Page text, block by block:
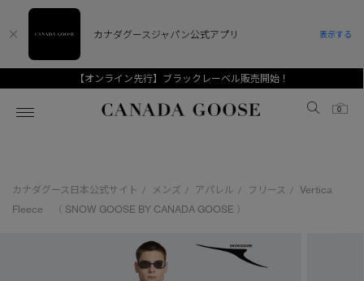
【オンライン先行】ブラックレーベル販売開始！
Canada Goose
0
スノーグース
ディスカバー
アンバサダー
ウィメンズ TOP
新着アイテム
ベストセラー
メンズ TOP
新着アイテム
ベストセラー
キッズ TOP
ベビー（0‐24ヵ月)
キッズ（2‐7歳)
カナダグース日本公式サイト / メンズ / アパレル / フリース /
Vertica
Fleece （ SNOW GOOSE BY CANADA GOOSE ）
カナダグースジャパン公式アプリ 表示する